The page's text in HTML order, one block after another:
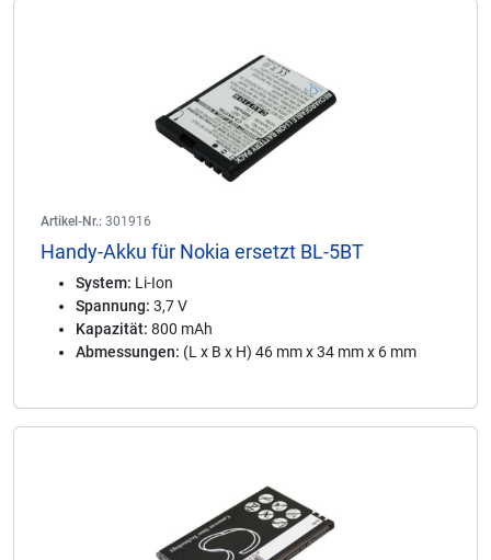
Artikel-Nr.: 301916
Handy-Akku für Nokia ersetzt BL-5BT
System: Li-Ion
Spannung: 3,7 V
Kapazität: 800 mAh
Abmessungen: (L x B x H) 46 mm x 34 mm x 6 mm